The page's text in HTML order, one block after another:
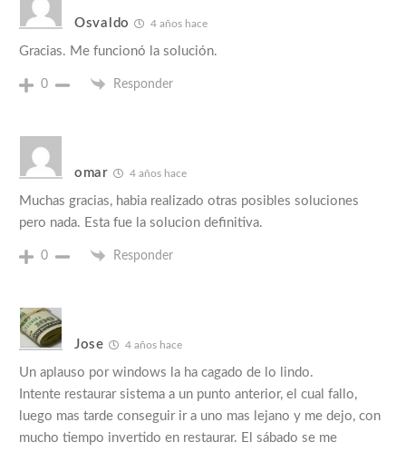
Osvaldo 4 años hace
Gracias. Me funcionó la solución.
0 Responder
omar 4 años hace
Muchas gracias, habia realizado otras posibles soluciones
pero nada. Esta fue la solucion definitiva.
0 Responder
Jose 4 años hace
Un aplauso por windows la ha cagado de lo lindo.
Intente restaurar sistema a un punto anterior, el cual fallo,
luego mas tarde conseguir ir a uno mas lejano y me dejo, con
mucho tiempo invertido en restaurar. El sábado se me